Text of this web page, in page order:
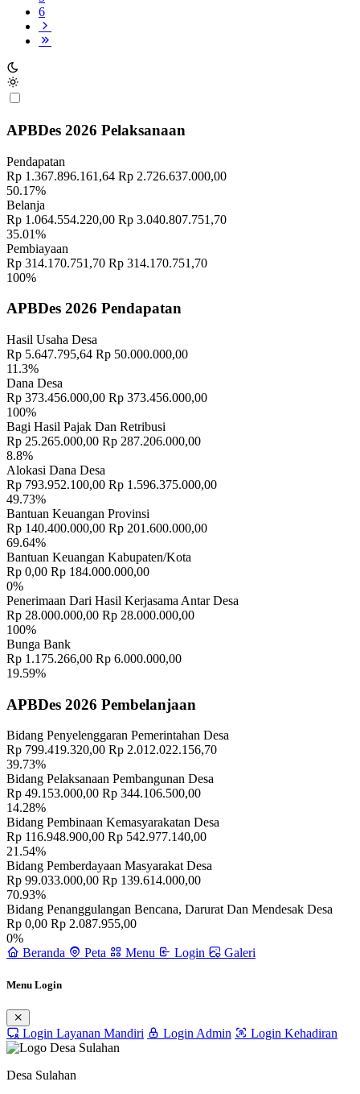
6
APBDes 2026 Pelaksanaan
Pendapatan
Rp 1.367.896.161,64 Rp 2.726.637.000,00
50.17%
Belanja
Rp 1.064.554.220,00 Rp 3.040.807.751,70
35.01%
Pembiayaan
Rp 314.170.751,70 Rp 314.170.751,70
100%
APBDes 2026 Pendapatan
Hasil Usaha Desa
Rp 5.647.795,64 Rp 50.000.000,00
11.3%
Dana Desa
Rp 373.456.000,00 Rp 373.456.000,00
100%
Bagi Hasil Pajak Dan Retribusi
Rp 25.265.000,00 Rp 287.206.000,00
8.8%
Alokasi Dana Desa
Rp 793.952.100,00 Rp 1.596.375.000,00
49.73%
Bantuan Keuangan Provinsi
Rp 140.400.000,00 Rp 201.600.000,00
69.64%
Bantuan Keuangan Kabupaten/Kota
Rp 0,00 Rp 184.000.000,00
0%
Penerimaan Dari Hasil Kerjasama Antar Desa
Rp 28.000.000,00 Rp 28.000.000,00
100%
Bunga Bank
Rp 1.175.266,00 Rp 6.000.000,00
19.59%
APBDes 2026 Pembelanjaan
Bidang Penyelenggaran Pemerintahan Desa
Rp 799.419.320,00 Rp 2.012.022.156,70
39.73%
Bidang Pelaksanaan Pembangunan Desa
Rp 49.153.000,00 Rp 344.106.500,00
14.28%
Bidang Pembinaan Kemasyarakatan Desa
Rp 116.948.900,00 Rp 542.977.140,00
21.54%
Bidang Pemberdayaan Masyarakat Desa
Rp 99.033.000,00 Rp 139.614.000,00
70.93%
Bidang Penanggulangan Bencana, Darurat Dan Mendesak Desa
Rp 0,00 Rp 2.087.955,00
0%
Beranda
Peta Menu Login Galeri
Menu Login
Login Layanan Mandiri Login Admin Login Kehadiran
Desa Sulahan